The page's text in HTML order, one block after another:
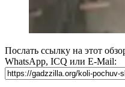
Послать ссылку на этот
WhatsApp, ICQ или E-Mail: